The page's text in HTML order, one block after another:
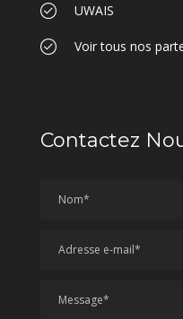
UWAIS
Voir tous nos
Contactez